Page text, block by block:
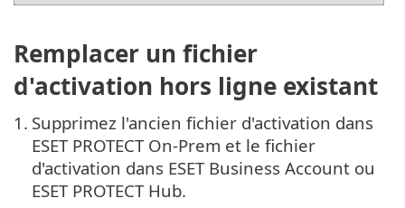
Remplacer un fichier
d'activation hors ligne existant
1. Supprimez l'ancien fichier d'activation dans
ESET PROTECT On-Prem et le fichier
d'activation dans ESET Business Account ou
ESET PROTECT Hub.